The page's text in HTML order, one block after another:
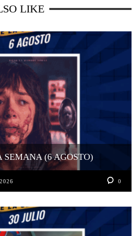
LIKE
SEMANA (6 AGOSTO)
0